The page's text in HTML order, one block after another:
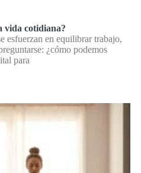
vida cotidiana?
esfuerzan en equilibrar trabajo,
¿cómo podemos
para